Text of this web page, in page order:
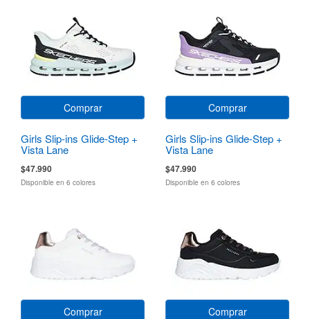
Comprar
Girls Slip-ins Glide-Step +
Vista Lane
$47.990
Disponible en 6 colores
Comprar
Girls Slip-ins Glide-Step +
Vista Lane
$47.990
Disponible en 6 colores
Comprar Comprar